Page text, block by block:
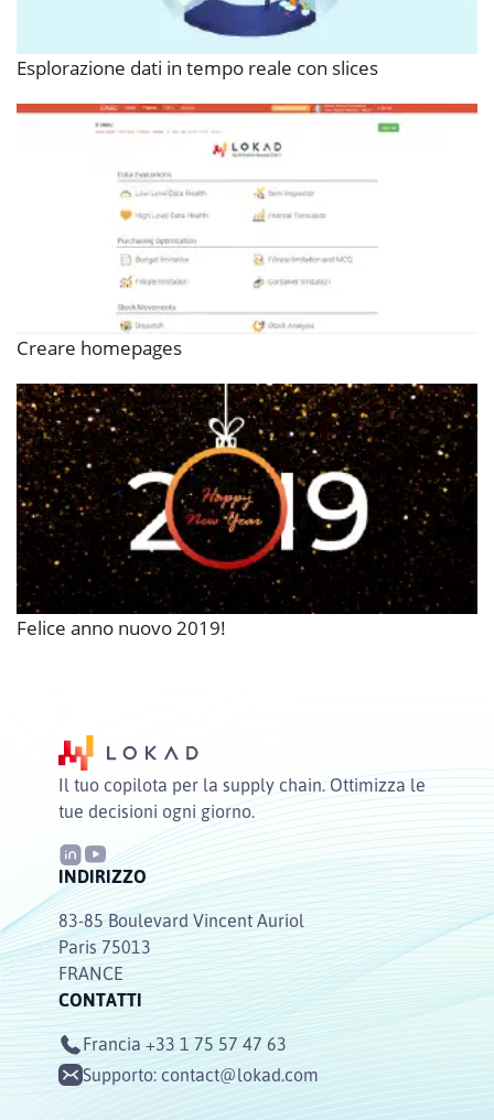
Esplorazione dati in tempo reale con slices
Creare homepages
Felice anno nuovo 2019!
Il tuo copilota per la supply chain. Ottimizza le
tue decisioni ogni giorno.
INDIRIZZO
83-85 Boulevard Vincent Auriol
Paris 75013
FRANCE
CONTATTI
Francia +33 1 75 57 47 63
Supporto:contact@lokad.com